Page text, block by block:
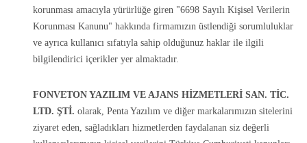
korunması amacıyla yürürlüğe giren "6698 Sayılı Kişisel Verilerin
Korunması Kanunu" hakkında firmamızın üstlendiği sorumluluklar
ve ayrıca kullanıcı sıfatıyla sahip olduğunuz haklar ile ilgili
bilgilendirici içerikler yer almaktadır.
FONVETON YAZILIM VE AJANS HİZMETLERİ SAN. TİC.
LTD. ŞTİ. olarak, Penta Yazılım ve diğer markalarımızın sitelerini
ziyaret eden, sağladıkları hizmetlerden faydalanan siz değerli